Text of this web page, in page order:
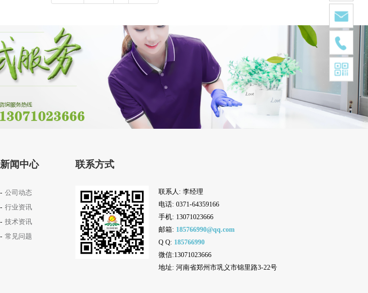
新闻中心
公司动态
行业资讯
技术资讯
常见问题
联系方式
联系人: 李经理
电话: 0371-64359166
手机: 13071023666
邮箱: 185766990@qq.com
Q Q: 185766990
微信:13071023666
地址: 河南省郑州市巩义市锦里路3-22号